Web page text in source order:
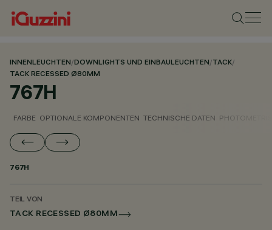
INNENLEUCHTEN/DOWNLIGHTS UND EINBAULEUCHTEN/TACK/
TACK RECESSED Ø80MM
767H
FARBE OPTIONALE KOMPONENTEN TECHNISCHE DATEN
767H
TEIL VON
TACK RECESSED Ø80MM